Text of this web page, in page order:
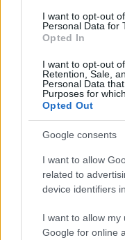
I want to opt-out
Personal Data for
Opted In
I want to opt-out
Retention, Sale,
Personal Data
Purposes for
Opted Out
Google consents
I want to allow
related to
device identifiers
I want to allow
Google for online
ΑΘΛΗΤΙΣΜΟΣ
Champions
Ναϊμέγκεν ο
4/08/2026 - 11:01μμ